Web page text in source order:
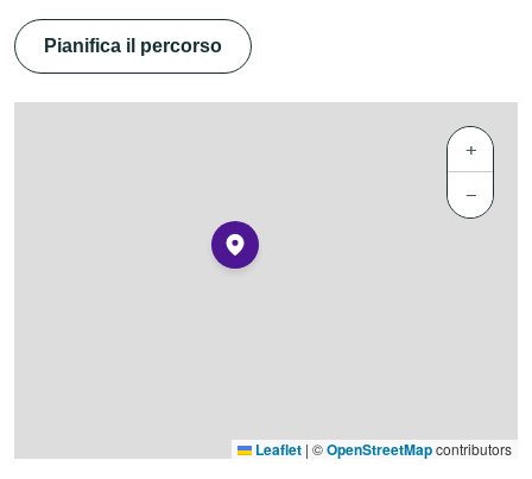
Pianifica il percorso
+
−
Leaflet | ©OpenStreetMapcontributors